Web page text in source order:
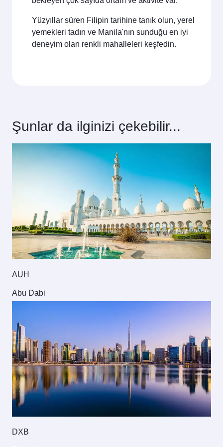
Yüzyıllar süren Filipin tarihine tanık olun, yerel
yemekleri tadın ve Manila'nın sunduğu en iyi
deneyim olan renkli mahalleleri keşfedin.
Şunlar da ilginizi çekebilir...
AUH
Abu Dabi
DXB